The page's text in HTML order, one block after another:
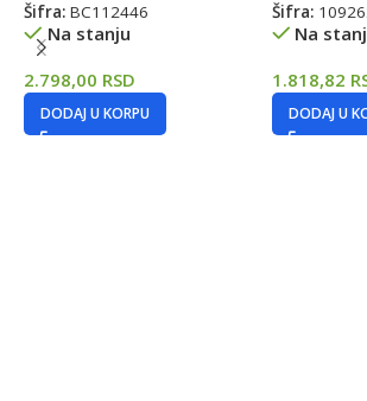
Šifra: BC112446
Na stanju
2.798,00 RSD
DODAJ U KORPU
Šifra:
Na
1.818,82
DODAJ U